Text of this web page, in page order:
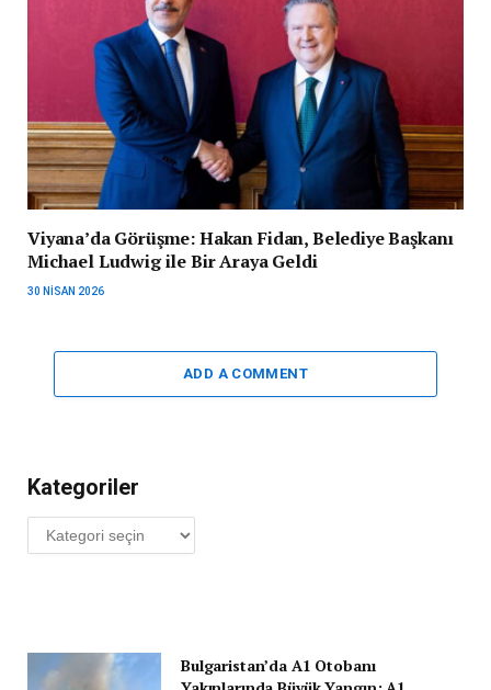
Viyana’da Görüşme: Hakan Fidan, Belediye Başkanı
Michael Ludwig ile Bir Araya Geldi
30 NISAN 2026
ADD A COMMENT
Kategoriler
Kategoriler
Bulgaristan’da A1 Otobanı